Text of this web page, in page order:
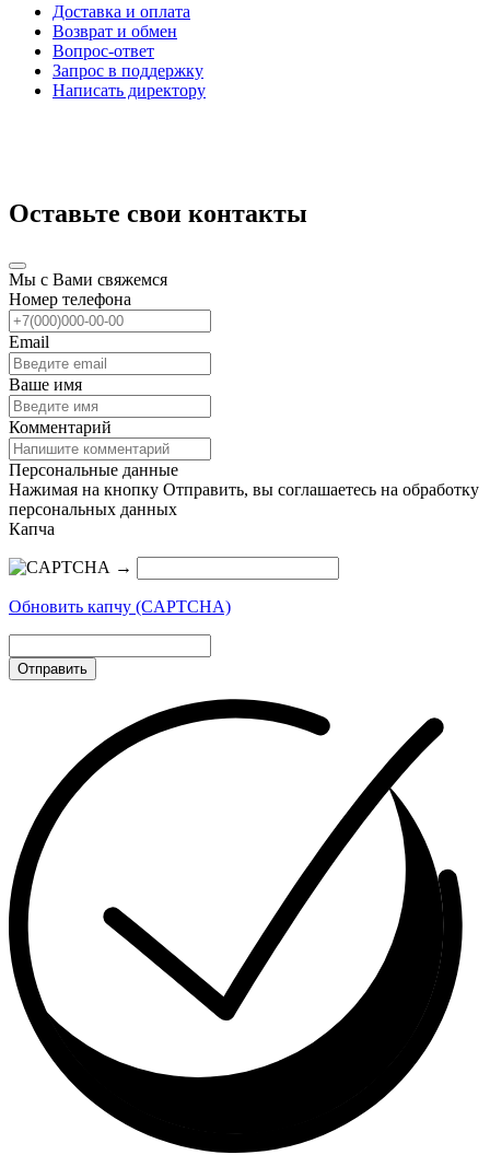
Доставка и оплата
Возврат и обмен
Вопрос-ответ
Запрос в поддержку
Написать директору
Оставьте свои контакты
Мы с Вами свяжемся
Номер телефона
Email
Ваше имя
Комментарий
Персональные данные
Нажимая на кнопку Отправить, вы соглашаетесь на обработку
персональных данных
Капча
→
Обновить капчу (CAPTCHA)
Отправить